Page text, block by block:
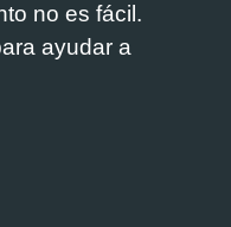
no es fácil.
ayudar a